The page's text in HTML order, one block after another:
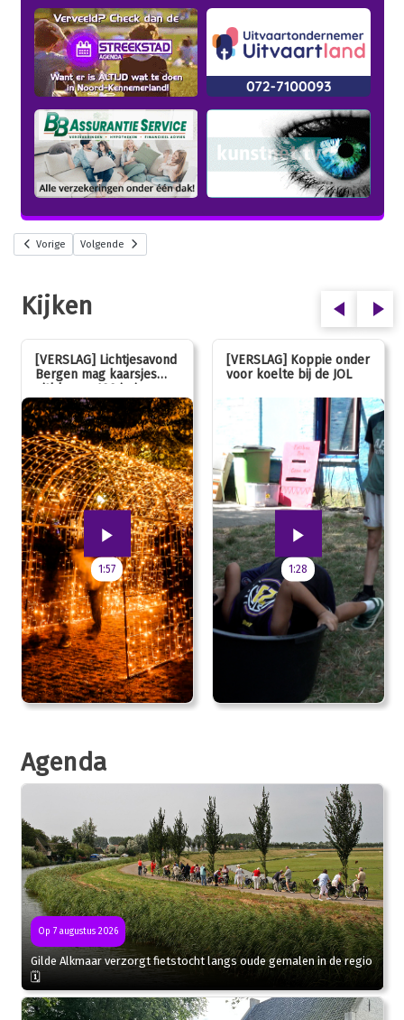
Vorige Volgende
Kijken
[VERSLAG] Lichtjesavond
Bergen mag kaarsjes
uitblazen: 100 jarig
jubileum!
1:57
[VERSLAG] Koppie onder
voor koelte bij de JOL
1:28
Agenda
Op 7 augustus 2026
Gilde Alkmaar verzorgt fietstocht langs oude gemalen in de regio
🗓